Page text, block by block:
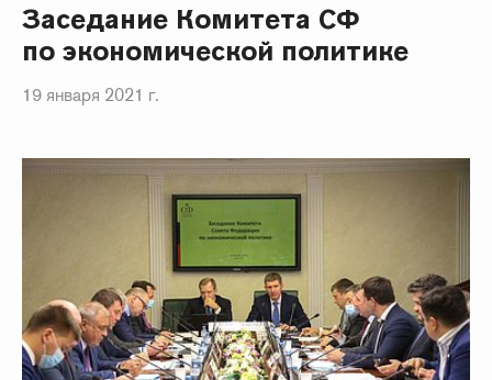
Заседание Комитета СФ
по экономической политике
19 января 2021 г.